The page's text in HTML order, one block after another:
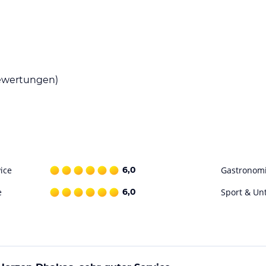
oder im Spa entspannen. Der Pool und
verfügt auch über eine Lobbylounge und
ein Geldwechsel, Wäschemöglichkeiten
6,0
6,0 Sport &